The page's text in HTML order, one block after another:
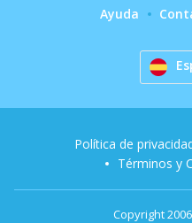
Ayuda
Copyright
Política de
Términos y